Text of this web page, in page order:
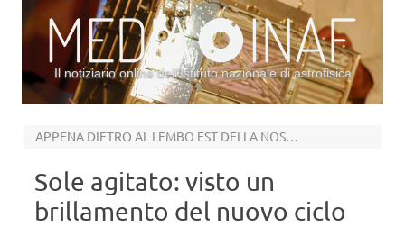
Il notiziario online dell’Istituto nazionale di astrofisica
APPENA DIETRO AL LEMBO EST DELLA NOSTRA STELLA
Sole agitato: visto un
brillamento del nuovo ciclo